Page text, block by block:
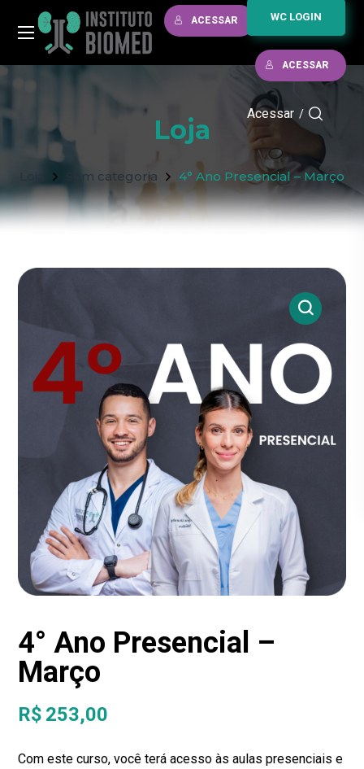
ACESSAR WC LOGIN
ACESSAR
Acessar /
Loja
Sem categoria 4° Ano Presencial – Março
4° Ano Presencial –
Março
R$ 253,00
Com este curso, você terá acesso às aulas presenciais e